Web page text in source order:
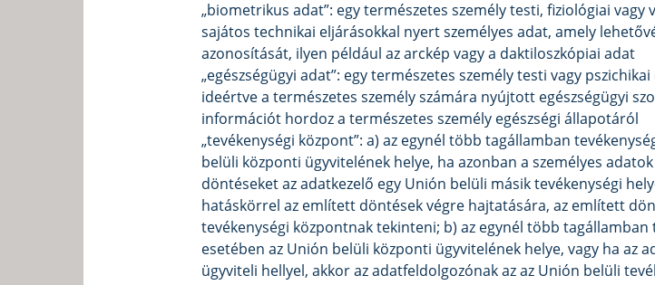
„biometrikus adat”: egy természetes személy testi, fiziológiai
sajátos technikai eljárásokkal nyert személyes adat, amely
azonosítását, ilyen például az arckép vagy a daktiloszkópiai adat
„egészségügyi adat”: egy természetes személy testi vagy
ideértve a természetes személy számára nyújtott egészségügyi
információt hordoz a természetes személy egészségi állapotáról
„tevékenységi központ”: a) az egynél több tagállamban
belüli központi ügyvitelének helye, ha azonban a személyes
döntéseket az adatkezelő egy Unión belüli másik tevékenységi
hatáskörrel az említett döntések végre hajtatására, az említett
tevékenységi központnak tekinteni; b) az egynél több
esetében az Unión belüli központi ügyvitelének helye, vagy ha az
ügyviteli hellyel, akkor az adatfeldolgozónak az az Unión belüli